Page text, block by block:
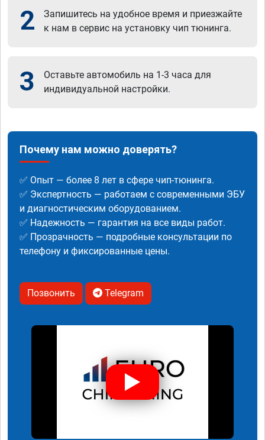
2
Запишитесь на удобное время и приезжайте
к нам в сервис на установку чип тюнинга.
3
Оставьте автомобиль на 1-3 часа для
индивидуальной настройки.
Почему нам можно доверять?
✅ Опыт — более 8 лет в сфере чип-тюнинга.
✅ Экспертность — работаем с современными ЭБУ
и диагностическим оборудованием.
✅ Надежность — гарантия на все виды работ.
✅ Прозрачность — подробные консультации по
телефону и фиксированные цены.
Позвонить Telegram